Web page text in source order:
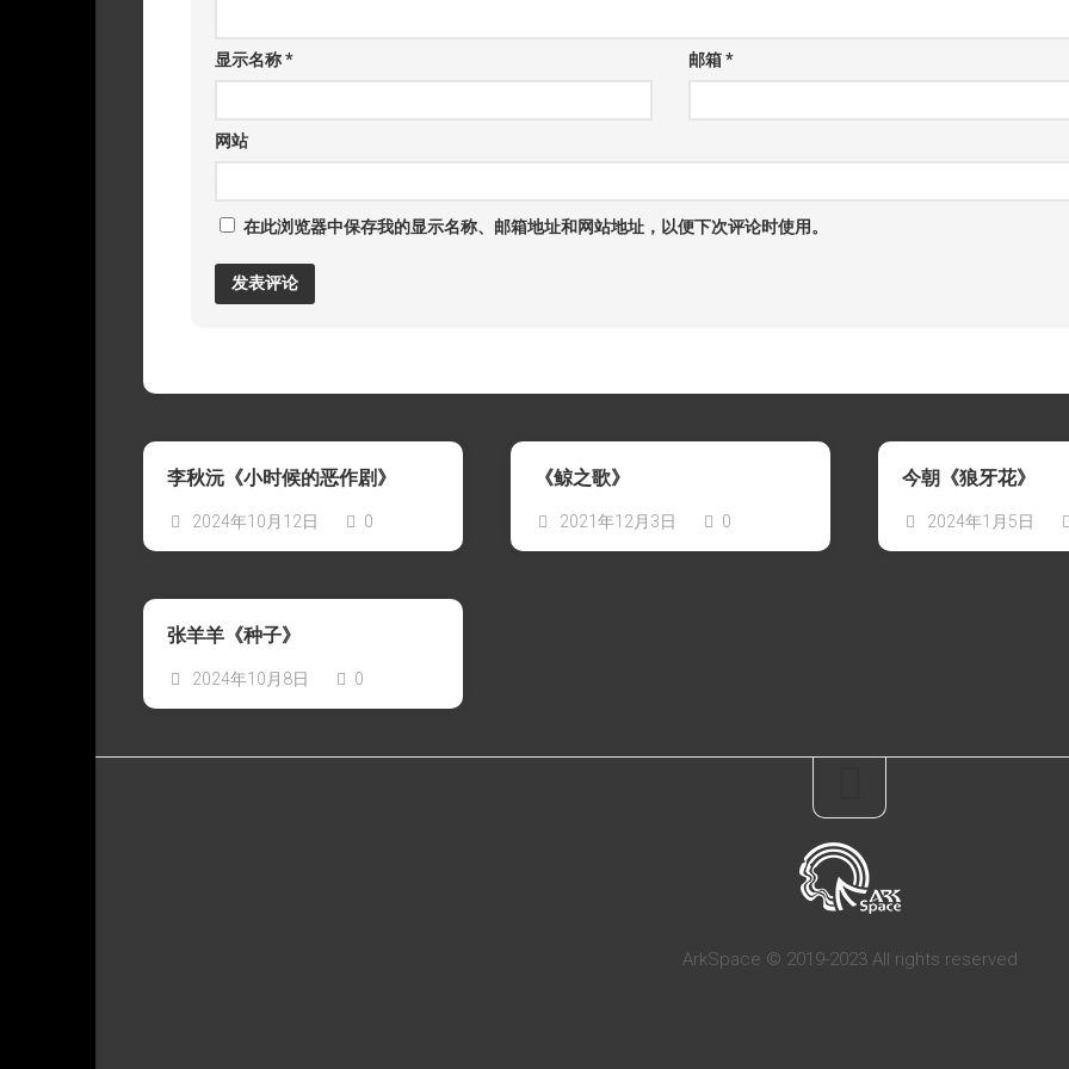
显示名称* 邮箱*
网站
在此浏览器中保存我的显示名称、邮箱地址和网站地址，以便下次评论时使用。
李秋沅《小时候的恶作剧》
2024年10月12日 0
《鲸之歌》
2021年12月3日 0
今朝《狼牙花》
2024年1月5日
张羊羊《种子》
2024年10月8日 0
ArkSpace © 2019-2023 All rights reserved